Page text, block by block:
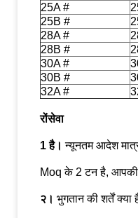
25A #
25B #
28A #
28B #
30A #
30B #
32A #
रोंसेवा
1 है।न्यूनतम आदेश
Moq के 2 टन है, आपकी
२। भुगतान की शर्तें क्या